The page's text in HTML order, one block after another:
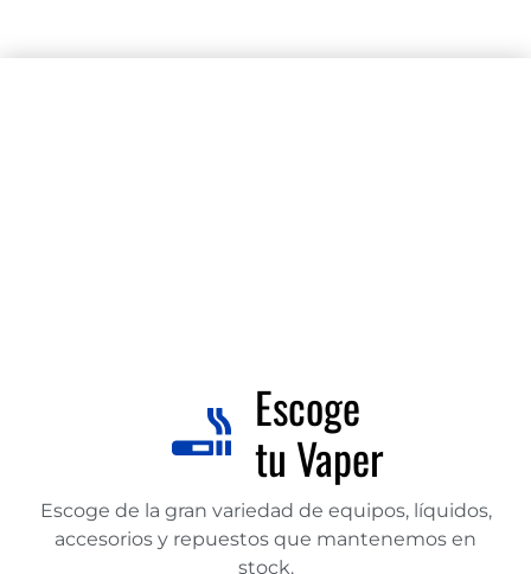
Escoge
tu Vaper
Escoge de la gran variedad de equipos, líquidos,
accesorios y repuestos que mantenemos en
stock.